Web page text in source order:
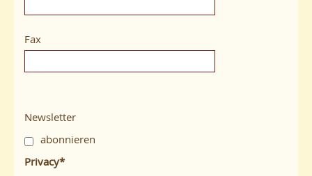
Fax
Newsletter
abonnieren
Privacy